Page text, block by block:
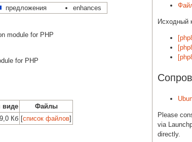
Исходный
Please
via
directly.
предложения enhances
module for PHP
for PHP
виде
Файлы
Кб [список файлов]